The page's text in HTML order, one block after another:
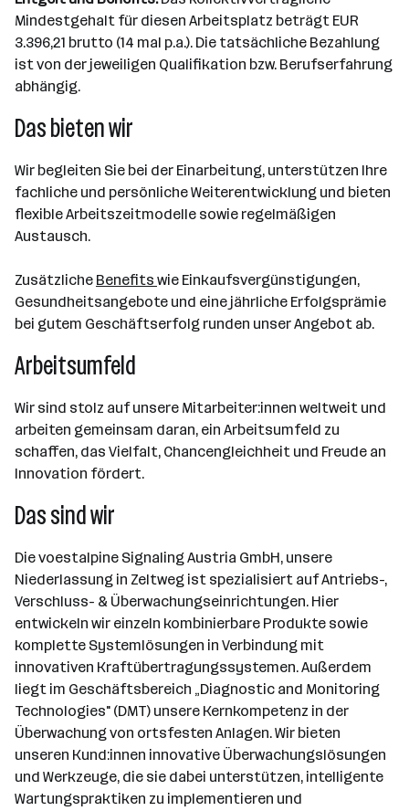
Mindestgehalt für diesen Arbeitsplatz beträgt EUR
3.396,21 brutto (14 mal p.a.). Die tatsächliche Bezahlung
ist von der jeweiligen Qualifikation bzw. Berufserfahrung
abhängig.
Das bieten wir
Wir begleiten Sie bei der Einarbeitung, unterstützen Ihre
fachliche und persönliche Weiterentwicklung und bieten
flexible Arbeitszeitmodelle sowie regelmäßigen
Austausch.
Zusätzliche Benefits wie Einkaufsvergünstigungen,
Gesundheitsangebote und eine jährliche Erfolgsprämie
bei gutem Geschäftserfolg runden unser Angebot ab.
Arbeitsumfeld
Wir sind stolz auf unsere Mitarbeiter:innen weltweit und
arbeiten gemeinsam daran, ein Arbeitsumfeld zu
schaffen, das Vielfalt, Chancengleichheit und Freude an
Innovation fördert.
Das sind wir
Die voestalpine Signaling Austria GmbH, unsere
Niederlassung in Zeltweg ist spezialisiert auf Antriebs-,
Verschluss- & Überwachungseinrichtungen. Hier
entwickeln wir einzeln kombinierbare Produkte sowie
komplette Systemlösungen in Verbindung mit
innovativen Kraftübertragungssystemen. Außerdem
liegt im Geschäftsbereich „Diagnostic and Monitoring
Technologies" (DMT) unsere Kernkompetenz in der
Überwachung von ortsfesten Anlagen. Wir bieten
unseren Kund:innen innovative Überwachungslösungen
und Werkzeuge, die sie dabei unterstützen, intelligente
Wartungspraktiken zu implementieren und